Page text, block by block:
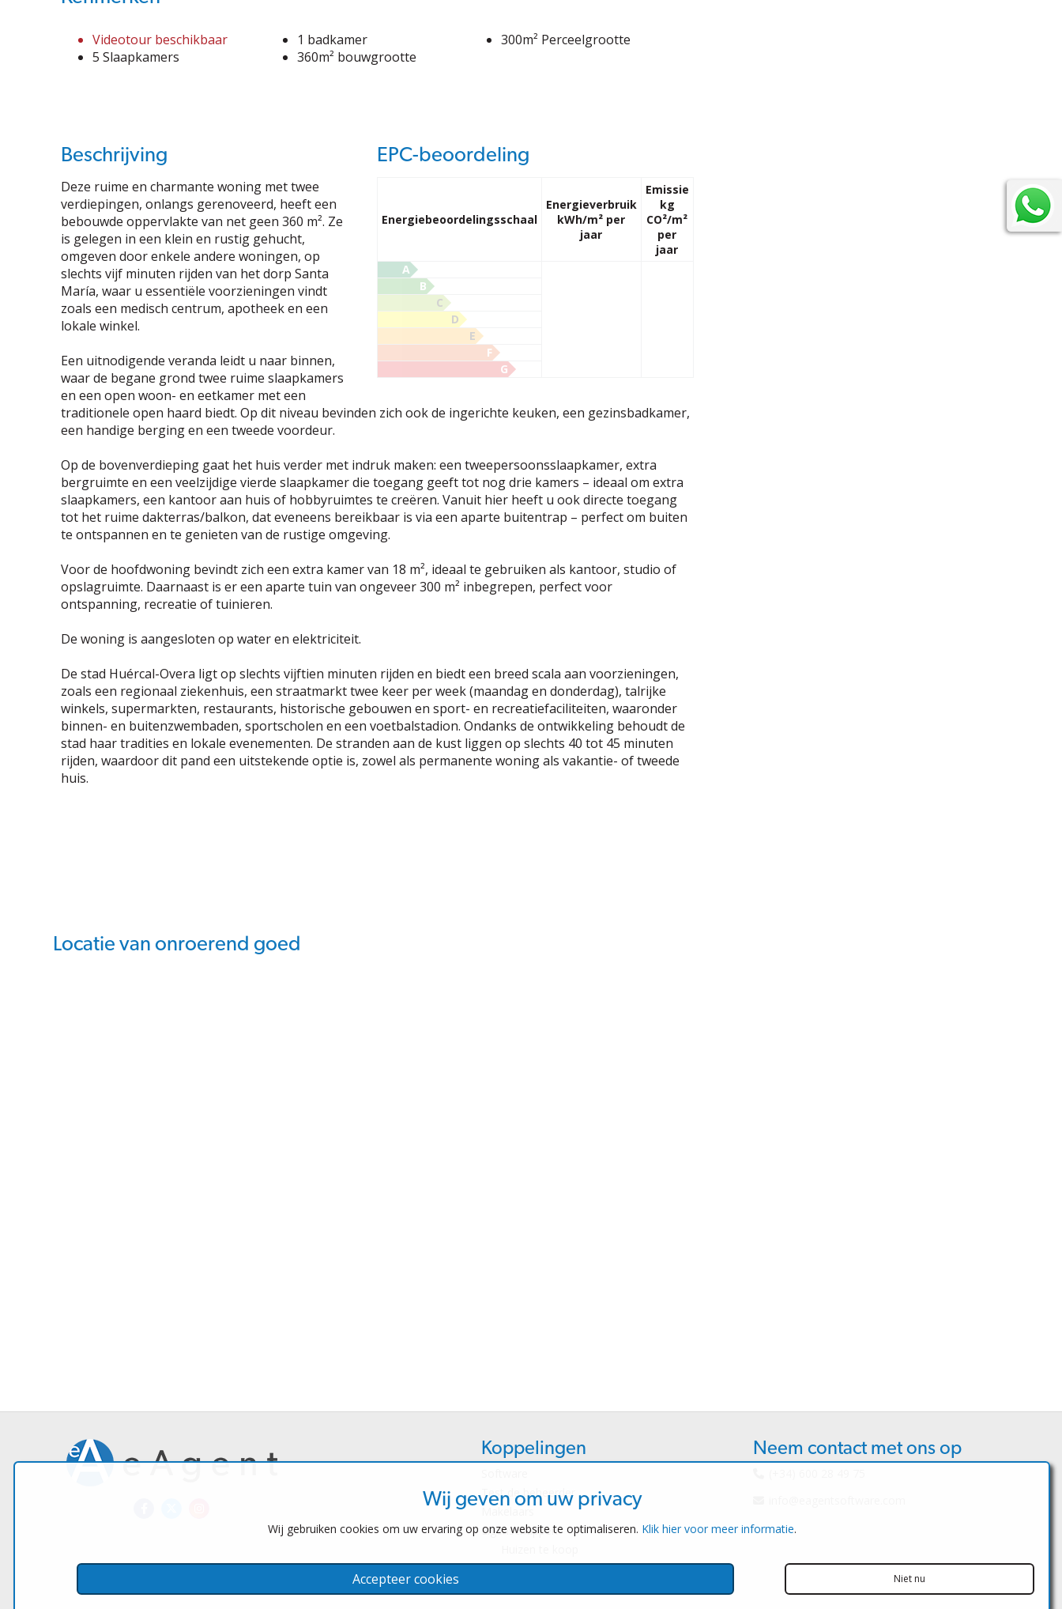
Videotour beschikbaar
5 Slaapkamers
1 badkamer
360m² bouwgrootte
300m² Perceelgrootte
EPC-beoordeling
Energiebeoordelingsschaal
Energieverbruik
kWh/m² per
jaar
Emissie
kg
CO²/m²
per
jaar
A
B
C
D
E
F
G
Beschrijving
Deze ruime en charmante woning met twee
verdiepingen, onlangs gerenoveerd, heeft een
bebouwde oppervlakte van net geen 360 m². Ze
is gelegen in een klein en rustig gehucht,
omgeven door enkele andere woningen, op
slechts vijf minuten rijden van het dorp Santa
María, waar u essentiële voorzieningen vindt
zoals een medisch centrum, apotheek en een
lokale winkel.
Een uitnodigende veranda leidt u naar binnen,
waar de begane grond twee ruime slaapkamers
en een open woon- en eetkamer met een
traditionele open haard biedt. Op dit niveau bevinden zich ook de ingerichte keuken, een gezinsbadkamer,
een handige berging en een tweede voordeur.
Op de bovenverdieping gaat het huis verder met indruk maken: een tweepersoonsslaapkamer, extra
bergruimte en een veelzijdige vierde slaapkamer die toegang geeft tot nog drie kamers – ideaal om extra
slaapkamers, een kantoor aan huis of hobbyruimtes te creëren. Vanuit hier heeft u ook directe toegang
tot het ruime dakterras/balkon, dat eveneens bereikbaar is via een aparte buitentrap – perfect om buiten
te ontspannen en te genieten van de rustige omgeving.
Voor de hoofdwoning bevindt zich een extra kamer van 18 m², ideaal te gebruiken als kantoor, studio of
opslagruimte. Daarnaast is er een aparte tuin van ongeveer 300 m² inbegrepen, perfect voor
ontspanning, recreatie of tuinieren.
De woning is aangesloten op water en elektriciteit.
De stad Huércal-Overa ligt op slechts vijftien minuten rijden en biedt een breed scala aan voorzieningen,
zoals een regionaal ziekenhuis, een straatmarkt twee keer per week (maandag en donderdag), talrijke
winkels, supermarkten, restaurants, historische gebouwen en sport- en recreatiefaciliteiten, waaronder
binnen- en buitenzwembaden, sportscholen en een voetbalstadion. Ondanks de ontwikkeling behoudt de
stad haar tradities en lokale evenementen. De stranden aan de kust liggen op slechts 40 tot 45 minuten
rijden, waardoor dit pand een uitstekende optie is, zowel als permanente woning als vakantie- of tweede
huis.
Locatie van onroerend goed
Koppelingen
Test de beheerder
Eigenschappen
Huizen te huur
Neem contact met ons op
Wij geven om uw privacy
Wij gebruiken cookies om uw ervaring op onze website te optimaliseren. Klik hier voor meer informatie.
Accepteer cookies Niet nu